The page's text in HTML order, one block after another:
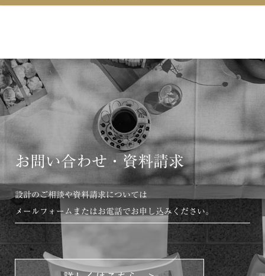
お問い合わせ・資料請求
設計のご相談や資料請求については
メールフォームまたはお電話でお申し込みください。